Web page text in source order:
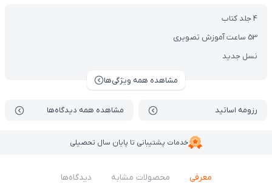
4 جلد کتاب
53 ساعت آموزش تصویری
نسل جدید
مشاهده همه ویژگی‌ها
رزومه اساتید مشاهده همه دیدگاه‌ها
خدمات پشتیبانی تا پایان سال تحصیلی
معرفی محصولات مشابه دیدگاه‌ها